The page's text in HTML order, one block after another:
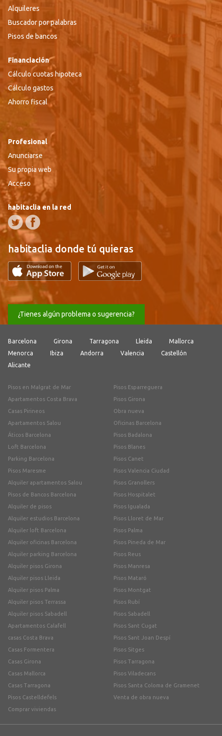
Alquileres
Buscador por palabras
Pisos de bancos
Financiación
Cálculo cuotas hipoteca
Cálculo gastos
Ahorro fiscal
Profesional
Anunciarse
Su propia web
Acceso
habitaclia en la red
habitaclia donde tú quieras
¿Tienes algún problema o sugerencia?
Barcelona Girona Tarragona Lleida
Mallorca
Menorca
Ibiza Andorra Valencia
Castellón
Alicante
Pisos en Malgrat de Mar
Apartamentos Costa Brava
Casas Pirineos
Apartamentos Salou
Áticos Barcelona
Loft Barcelona
Parking Barcelona
Pisos Maresme
Alquiler apartamentos Salou
Pisos de Bancos Barcelona
Alquiler de pisos
Alquiler estudios Barcelona
Alquiler loft Barcelona
Alquiler oficinas Barcelona
Alquiler parking Barcelona
Alquiler pisos Girona
Alquiler pisos Lleida
Alquiler pisos Palma
Alquiler pisos Terrassa
Alquiler pisos Sabadell
Apartamentos Calafell
casas Costa Brava
Casas Formentera
Casas Girona
Casas Mallorca
Casas Tarragona
Pisos Castelldefels
Comprar viviendas
Pisos Esparreguera
Pisos Girona
Obra nueva
Oficinas Barcelona
Pisos Badalona
Pisos Blanes
Pisos Canet
Pisos Valencia Ciudad
Pisos Granollers
Pisos Hospitalet
Pisos Igualada
Pisos Lloret de Mar
Pisos Palma
Pisos Pineda de Mar
Pisos Reus
Pisos Manresa
Pisos Mataró
Pisos Montgat
Pisos Rubí
Pisos Sabadell
Pisos Sant Cugat
Pisos Sant Joan Despí
Pisos Sitges
Pisos Tarragona
Pisos Viladecans
Pisos Santa Coloma de Gramenet
Venta de obra nueva